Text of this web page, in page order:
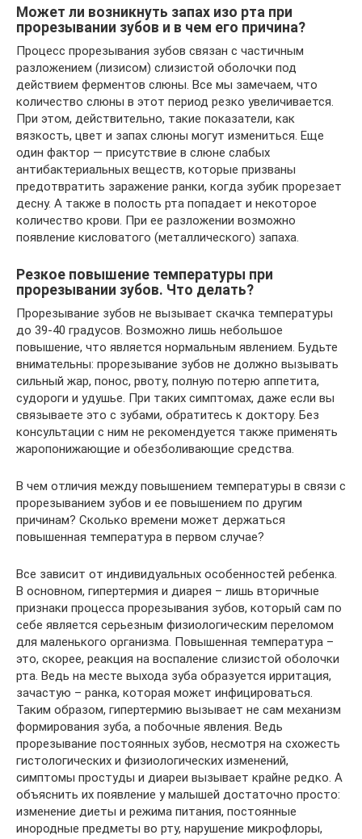
Может ли возникнуть запах изо рта при
прорезывании зубов и в чем его причина?
Процесс прорезывания зубов связан с частичным
разложением (лизисом) слизистой оболочки под
действием ферментов слюны. Все мы замечаем, что
количество слюны в этот период резко увеличивается.
При этом, действительно, такие показатели, как
вязкость, цвет и запах слюны могут измениться. Еще
один фактор — присутствие в слюне слабых
антибактериальных веществ, которые призваны
предотвратить заражение ранки, когда зубик прорезает
десну. А также в полость рта попадает и некоторое
количество крови. При ее разложении возможно
появление кисловатого (металлического) запаха.
Резкое повышение температуры при
прорезывании зубов. Что делать?
Прорезывание зубов не вызывает скачка температуры
до 39-40 градусов. Возможно лишь небольшое
повышение, что является нормальным явлением. Будьте
внимательны: прорезывание зубов не должно вызывать
сильный жар, понос, рвоту, полную потерю аппетита,
судороги и удушье. При таких симптомах, даже если вы
связываете это с зубами, обратитесь к доктору. Без
консультации с ним не рекомендуется также применять
жаропонижающие и обезболивающие средства.
В чем отличия между повышением температуры в связи с
прорезыванием зубов и ее повышением по другим
причинам? Сколько времени может держаться
повышенная температура в первом случае?
Все зависит от индивидуальных особенностей ребенка.
В основном, гипертермия и диарея – лишь вторичные
признаки процесса прорезывания зубов, который сам по
себе является серьезным физиологическим переломом
для маленького организма. Повышенная температура –
это, скорее, реакция на воспаление слизистой оболочки
рта. Ведь на месте выхода зуба образуется ирритация,
зачастую – ранка, которая может инфицироваться.
Таким образом, гипертермию вызывает не сам механизм
формирования зуба, а побочные явления. Ведь
прорезывание постоянных зубов, несмотря на схожесть
гистологических и физиологических изменений,
симптомы простуды и диареи вызывает крайне редко. А
объяснить их появление у малышей достаточно просто:
изменение диеты и режима питания, постоянные
инородные предметы во рту, нарушение микрофлоры,